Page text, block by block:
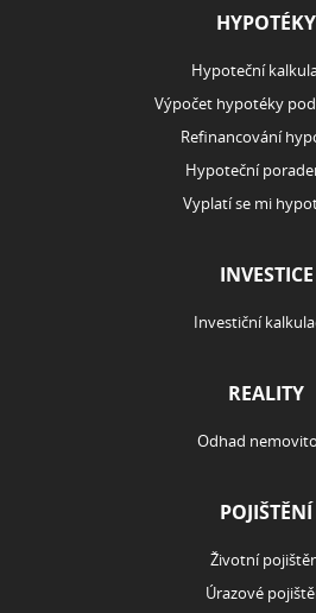
HYPOTÉKY
Hypoteční
Výpočet hypotéky
Refinancování
Hypoteční
Vyplatí se mi
INVESTICE
Investiční
REALITY
Odhad
POJIŠTĚNÍ
Životní
Úrazové